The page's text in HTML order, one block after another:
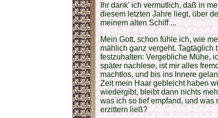
Ihr dank' ich vermutlich, daß in
diesem letzten Jahre liegt, über
meinem alten Schiff ...
Mein Gott, schon fühle ich, wie
mählich ganz vergeht. Tagtäglich
festzuhalten: Vergebliche Mühe,
später nachlese, ist mir alles
machtlos, und bis ins Innere
Zeit mein Haar gebleicht haben
wiedergibt, bleibt dann nichts
was ich so tief empfand, und
erzittern ließ?